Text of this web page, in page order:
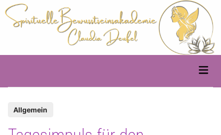
Skip
to
content
Main
Allgemein